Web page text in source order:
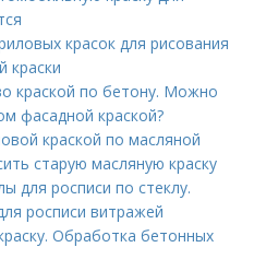
красок для рисования
краски
краской по бетону. Можно
фасадной краской?
краской по масляной
старую масляную краску
для росписи по стеклу.
росписи витражей
Обработка бетонных